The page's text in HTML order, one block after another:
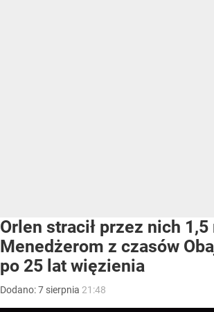
Orlen stracił przez nich 1,5
Menedżerom z czasów
po 25 lat więzienia
Dodano:7 sierpnia 21:48